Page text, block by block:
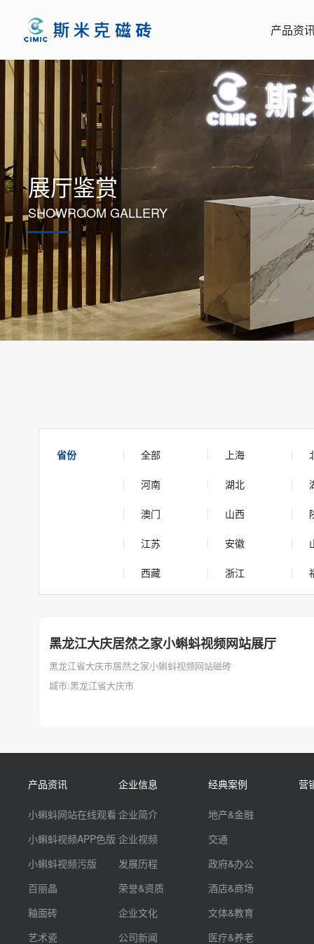
产品资
展厅鉴赏
SHOWROOM GALLERY
省份 全部 上海
河南 湖北
澳门 山西
江苏 安徽
西藏 浙江
黑龙江大庆居然之家小蝌蚪视频网站展厅
黑龙江省大庆市居然之家小蝌蚪视频网站磁砖
城市:黑龙江省大庆市
产品资讯
小蝌蚪网站在线观看
小蝌蚪视频APP色版
小蝌蚪视频污版
百丽晶
釉面砖
艺术瓷
企业信息
企业简介
企业视频
发展历程
荣誉&资质
企业文化
公司新闻
经典案例
地产&金融
交通
政府&办公
酒店&商场
文体&教育
医疗&养老
营